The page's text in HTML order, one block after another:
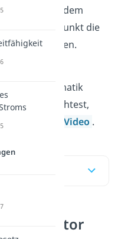
Energie. Zudem
jedem Unterpunkt die
Formelnkennen.
dir die Thematik
lassen möchtest,
in unser Video .